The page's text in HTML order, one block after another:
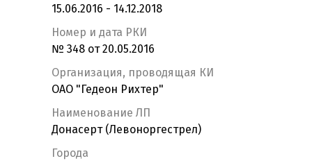
15.06.2016 - 14.12.2018
Номер и дата РКИ
№ 348 от 20.05.2016
Организация, проводящая КИ
ОАО "Гедеон Рихтер"
Наименование ЛП
Донасерт (Левоноргестрел)
Города